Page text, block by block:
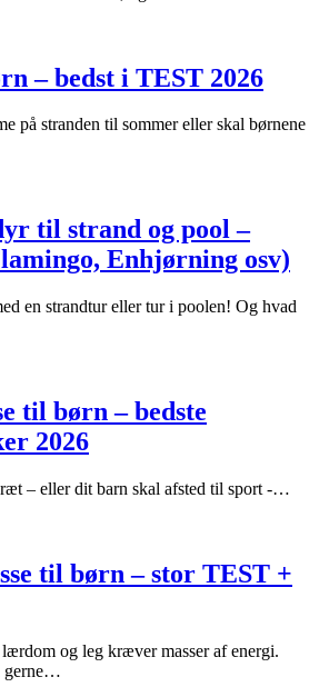
– bedst i TEST 2026
på stranden til sommer eller skal børnene
til strand og pool –
Enhjørning osv)
en strandtur eller tur i poolen! Og hvad
til børn – bedste
2026
– eller dit barn skal afsted til sport -…
til børn – stor TEST +
og leg kræver masser af energi.
gerne…